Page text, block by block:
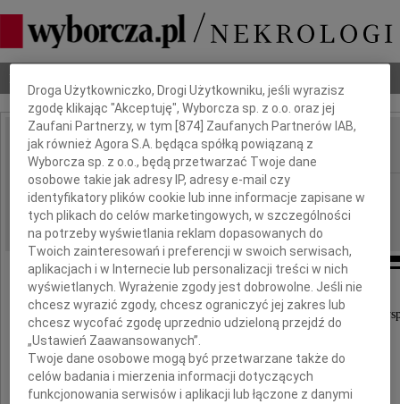
IMIĘ I NAZWISKO:
REGION: Gdańsk
DATA EMISJI: 28.05.2026
Łącząc się w smutku i żałobie,
przekazujemy słowa głębokiego współczucia oraz
Moniki Chabior
Dbamy o Twoją prywatność
Droga Użytkowniczko, Drogi Użytkowniku, jeśli wyrazisz
zgodę klikając "Akceptuję", Wyborcza sp. z o.o. oraz jej
Zaufani Partnerzy, w tym [874 ] Zaufanych Partnerów IAB,
jak również Agora S.A. będąca spółką powiązaną z
Wyborcza sp. z o.o., będą przetwarzać Twoje dane
osobowe takie jak adresy IP, adresy e-mail czy
identyfikatory plików cookie lub inne informacje zapisane w
tych plikach do celów marketingowych, w szczególności
na potrzeby wyświetlania reklam dopasowanych do
Twoich zainteresowań i preferencji w swoich serwisach,
aplikacjach i w Internecie lub personalizacji treści w nich
wyświetlanych. Wyrażenie zgody jest dobrowolne. Jeśli nie
chcesz wyrazić zgody, chcesz ograniczyć jej zakres lub
chcesz wycofać zgodę uprzednio udzieloną przejdź do
„Ustawień Zaawansowanych”.
Twoje dane osobowe mogą być przetwarzane także do
celów badania i mierzenia informacji dotyczących
funkcjonowania serwisów i aplikacji lub łączone z danymi